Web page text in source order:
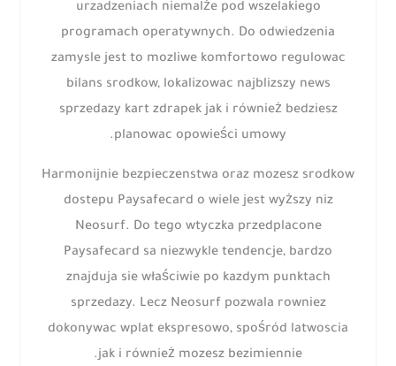
urzadzeniach niemalże pod wszelakiego
programach operatywnych. Do odwiedzenia
zamysle jest to mozliwe komfortowo regulowac
bilans srodkow, lokalizowac najblizszy news
sprzedazy kart zdrapek jak i również bedziesz
planowac opowieści umowy.
Harmonijnie bezpieczenstwa oraz mozesz srodkow
dostepu Paysafecard o wiele jest wyższy niz
Neosurf. Do tego wtyczka przedplacone
Paysafecard sa niezwykle tendencje, bardzo
znajduja sie właściwie po kazdym punktach
sprzedazy. Lecz Neosurf pozwala rowniez
dokonywac wplat ekspresowo, spośród latwoscia
jak i również mozesz bezimiennie.